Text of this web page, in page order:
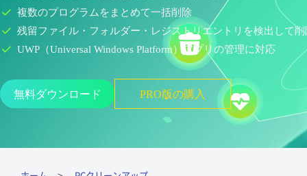
複数のプログラムをまとめて一括削除
残留ファイル・フォルダー・レジストリエントリを検出して削
UWP（Universal Windows Platform）アプリの管理に対応
無料ダウンロード PRO版の購入